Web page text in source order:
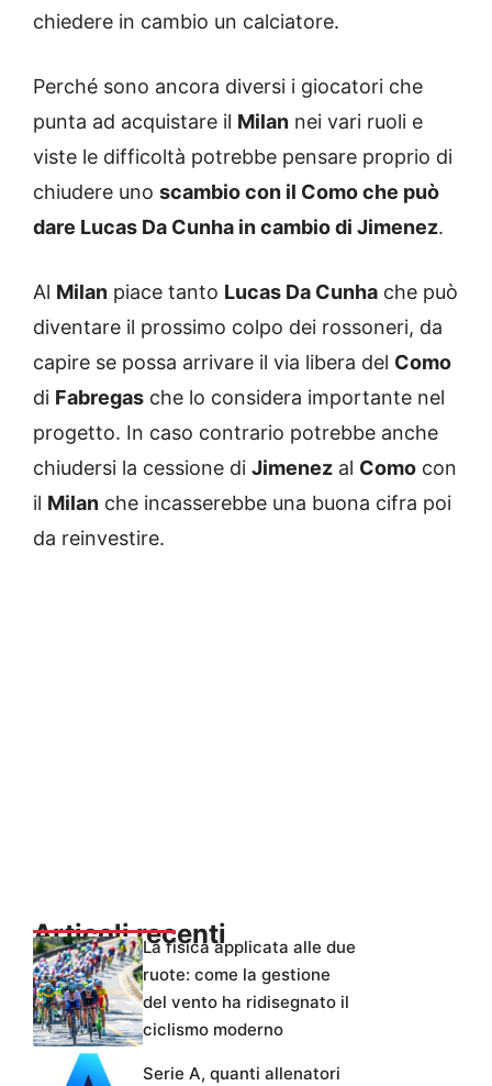
chiedere in cambio un calciatore.
Perché sono ancora diversi i giocatori che
punta ad acquistare il Milan nei vari ruoli e
viste le difficoltà potrebbe pensare proprio di
chiudere uno scambio con il Como che può
dare Lucas Da Cunha in cambio di Jimenez.
Al Milan piace tanto Lucas Da Cunha che può
diventare il prossimo colpo dei rossoneri, da
capire se possa arrivare il via libera del Como
di Fabregas che lo considera importante nel
progetto. In caso contrario potrebbe anche
chiudersi la cessione di Jimenez al Como con
il Milan che incasserebbe una buona cifra poi
da reinvestire.
Articoli recentiLa fisica applicata alle due
ruote: come la gestione
del vento ha ridisegnato il
ciclismo moderno
Serie A, quanti allenatori